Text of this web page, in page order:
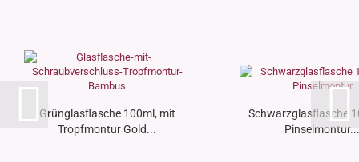
Grünglasflasche 100ml, mit
Tropfmontur Gold...
Schwarzglasflasche